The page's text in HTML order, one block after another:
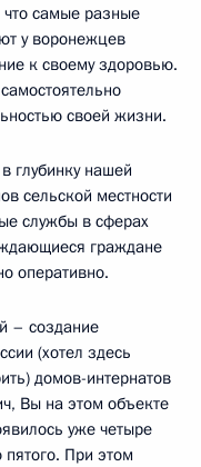
что самые разные
у воронежцев
к своему здоровью.
своей жизни.
глубинку нашей
сельской местности
службы в сферах
граждане
оперативно.
– создание
(хотел здесь
домов-интернатов
Вы на этом объекте
уже четыре
пятого. При этом